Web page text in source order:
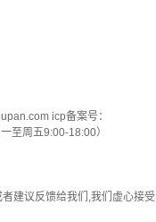
icp备案号：
至周五9:00-18:00）
建议反馈给我们,我们虚心接受